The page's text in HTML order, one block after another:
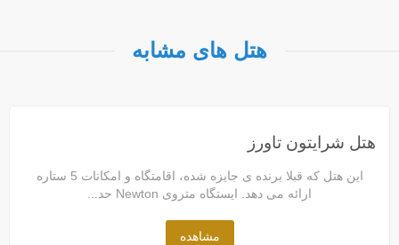
هتل های مشابه
هتل شرایتون تاورز
این هتل که قبلا برنده ی جایزه شده، اقامتگاه و امکانات 5 ستاره
ارائه می دهد. ایستگاه متروی Newton حد...
مشاهده